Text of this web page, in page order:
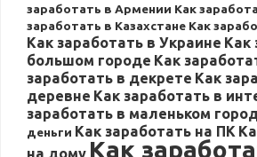
заработать в Армении Как
заработать в Казахстане Как
Как заработать в Украине Как
большом городе Как
заработать в декрете Как
деревне Как заработать в
заработать в маленьком
деньги Как заработать на ПК
на дому Как